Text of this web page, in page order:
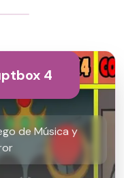
4
de Música y